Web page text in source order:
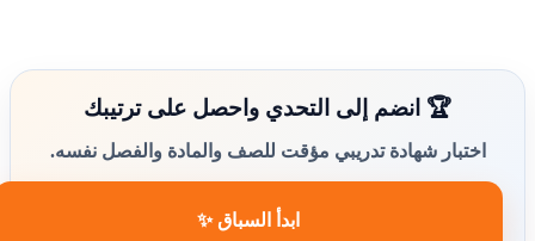
🏆 انضم إلى التحدي واحصل على ترتيبك
اختبار شهادة تدريبي مؤقت للصف والمادة والفصل نفسه.
ابدأ السباق ✨